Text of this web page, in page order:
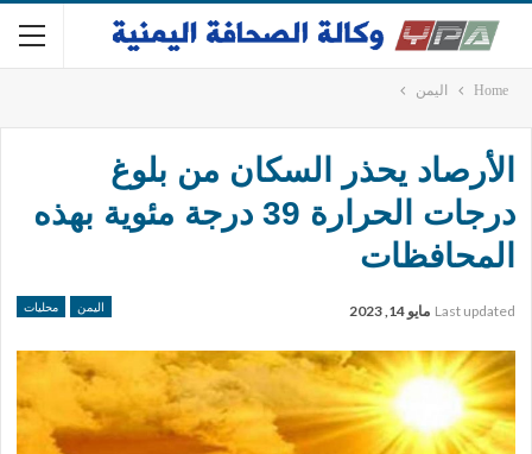
Home اليمن
الأرصاد يحذر السكان من بلوغ
درجات الحرارة 39 درجة مئوية بهذه
المحافظات
اليمن محليات Last updated مايو 14, 2023